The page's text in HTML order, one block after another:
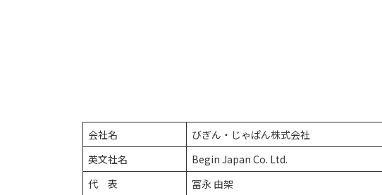
会社名
びぎん・じゃぱん株式会社
英文社名
Begin Japan Co. Ltd.
代 表
冨永 由架